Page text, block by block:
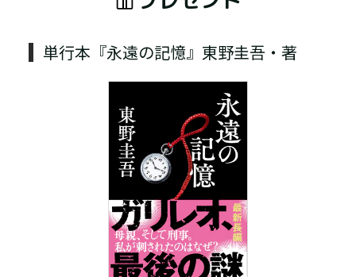
単行本『永遠の記憶』東野圭吾・著